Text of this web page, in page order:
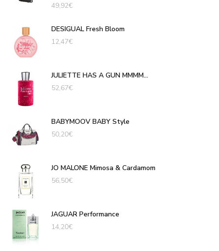
49,92€
DESIGUAL Fresh Bloom
12,47€
JULIETTE HAS A GUN MMMM...
52,67€
BABYMOOV BABY Style
50,20€
JO MALONE Mimosa & Cardamom
56,50€
JAGUAR Performance
14,20€